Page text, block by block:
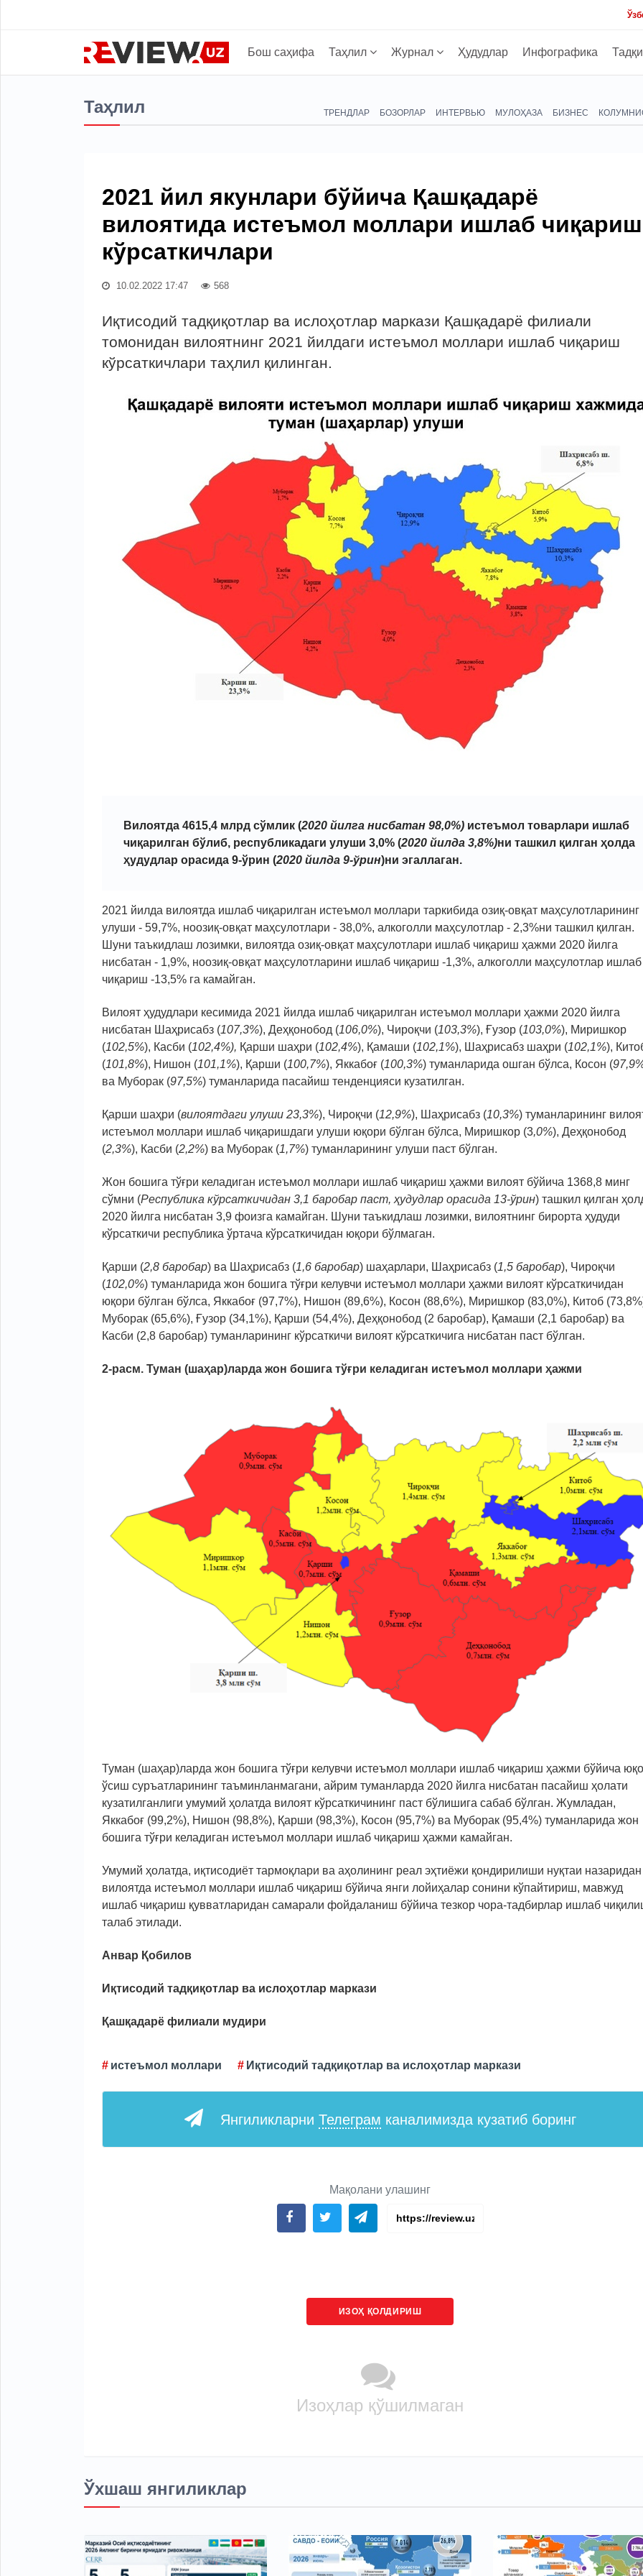
Бош саҳифа Таҳлил Журнал Ҳудудлар Инфографика
Таҳлил ТРЕНДЛАР БОЗОРЛАР ИНТЕРВЬЮ МУЛОҲАЗА БИЗНЕС
2021 йил якунлари бўйича Қашқадарё
вилоятида истеъмол моллари ишлаб чиқариш
кўрсаткичлари
10.02.2022 17:47 568
Иқтисодий тадқиқотлар ва ислоҳотлар маркази Қашқадарё филиали
томонидан вилоятнинг 2021 йилдаги истеъмол моллари ишлаб чиқариш
кўрсаткичлари таҳлил қилинган.
Вилоятда 4615,4 млрд сўмлик (2020 йилга нисбатан 98,0%) истеъмол товарлари ишлаб
чиқарилган бўлиб, республикадаги улуши 3,0% (2020 йилда 3,8%)ни ташкил қилган ҳолда
ҳудудлар орасида 9-ўрин (2020 йилда 9-ўрин)ни эгаллаган.
2021 йилда вилоятда ишлаб чиқарилган истеъмол моллари таркибида озиқ-овқат маҳсулотларининг
улуши - 59,7%, ноозиқ-овқат маҳсулотлари - 38,0%, алкоголли маҳсулотлар - 2,3%ни ташкил қилган.
Шуни таъкидлаш лозимки, вилоятда озиқ-овқат маҳсулотлари ишлаб чиқариш ҳажми 2020 йилга
нисбатан - 1,9%, ноозиқ-овқат маҳсулотларини ишлаб чиқариш -1,3%, алкоголли маҳсулотлар ишлаб
чиқариш -13,5% га камайган.
Вилоят ҳудудлари кесимида 2021 йилда ишлаб чиқарилган истеъмол моллари ҳажми 2020 йилга
нисбатан Шаҳрисабз (107,3%), Деҳқонобод (106,0%), Чироқчи (103,3%), Ғузор (103,0%), Миришкор
(102,5%), Касби (102,4%), Қарши шаҳри (102,4%), Қамаши (102,1%), Шаҳрисабз шаҳри (102,1%),
(101,8%), Нишон (101,1%), Қарши (100,7%), Яккабоғ (100,3%) туманларида ошган бўлса, Косон (
ва Муборак (97,5%) туманларида пасайиш тенденцияси кузатилган.
Қарши шаҳри (вилоятдаги улуши 23,3%), Чироқчи (12,9%), Шаҳрисабз (10,3%) туманларининг
истеъмол моллари ишлаб чиқаришдаги улуши юқори бўлган бўлса, Миришкор (3,0%), Деҳқонобод
(2,3%), Касби (2,2%) ва Муборак (1,7%) туманларининг улуши паст бўлган.
Жон бошига тўғри келадиган истеъмол моллари ишлаб чиқариш ҳажми вилоят бўйича 1368,8 минг
сўмни (Республика кўрсаткичидан 3,1 баробар паст, ҳудудлар орасида 13-ўрин) ташкил қилган
2020 йилга нисбатан 3,9 фоизга камайган. Шуни таъкидлаш лозимки, вилоятнинг бирорта ҳудуди
кўрсаткичи республика ўртача кўрсаткичидан юқори бўлмаган.
Қарши (2,8 баробар) ва Шаҳрисабз (1,6 баробар) шаҳарлари, Шаҳрисабз (1,5 баробар), Чироқчи
(102,0%) туманларида жон бошига тўғри келувчи истеъмол моллари ҳажми вилоят кўрсаткичидан
юқори бўлган бўлса, Яккабоғ (97,7%), Нишон (89,6%), Косон (88,6%), Миришкор (83,0%), Китоб
Муборак (65,6%), Ғузор (34,1%), Қарши (54,4%), Деҳқонобод (2 баробар), Қамаши (2,1 баробар) ва
Касби (2,8 баробар) туманларининг кўрсаткичи вилоят кўрсаткичига нисбатан паст бўлган.
2-расм. Туман (шаҳар)ларда жон бошига тўғри келадиган истеъмол моллари ҳажми
Туман (шаҳар)ларда жон бошига тўғри келувчи истеъмол моллари ишлаб чиқариш ҳажми бўйича
ўсиш суръатларининг таъминланмагани, айрим туманларда 2020 йилга нисбатан пасайиш ҳолати
кузатилганлиги умумий ҳолатда вилоят кўрсаткичининг паст бўлишига сабаб бўлган. Жумладан,
Яккабоғ (99,2%), Нишон (98,8%), Қарши (98,3%), Косон (95,7%) ва Муборак (95,4%) туманларида жон
бошига тўғри келадиган истеъмол моллари ишлаб чиқариш ҳажми камайган.
Умумий ҳолатда, иқтисодиёт тармоқлари ва аҳолининг реал эҳтиёжи қондирилиши нуқтаи назаридан
вилоятда истеъмол моллари ишлаб чиқариш бўйича янги лойиҳалар сонини кўпайтириш, мавжуд
ишлаб чиқариш қувватларидан самарали фойдаланиш бўйича тезкор чора-тадбирлар ишлаб
талаб этилади.
Анвар Қобилов
Иқтисодий тадқиқотлар ва ислоҳотлар маркази
Қашқадарё филиали мудири
истеъмол моллари Иқтисодий тадқиқотлар ва ислоҳотлар маркази
Янгиликларни Телеграм каналимизда кузатиб боринг
Мақолани улашинг
ИЗОҲ ҚОЛДИРИШ
Изоҳлар қўшилмаган
Ўхшаш янгиликлар